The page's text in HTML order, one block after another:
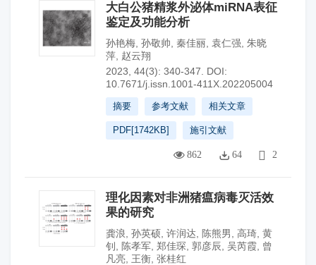
大白公猪精浆外泌体miRNA表征
鉴定及功能分析
孙艳梅 孙敬帅 秦佳丽 袁仁强 朱晓
萍 赵云翔
2023, 44(3): 340-347.
DOI:
10.7671/j.issn.1001-411X.202205004
摘要 参考文献 相关文章
PDF[1742KB] 施引文献
862 64 2
理化因素对非洲猪瘟病毒灭活效
果的研究
龚浪 孙英硕 许润达 陈熊男 高琦 黄
钊
陈孝军 郑佳琛 郭彦辰 吴芮霞 曾
凡亮 王衡 张桂红